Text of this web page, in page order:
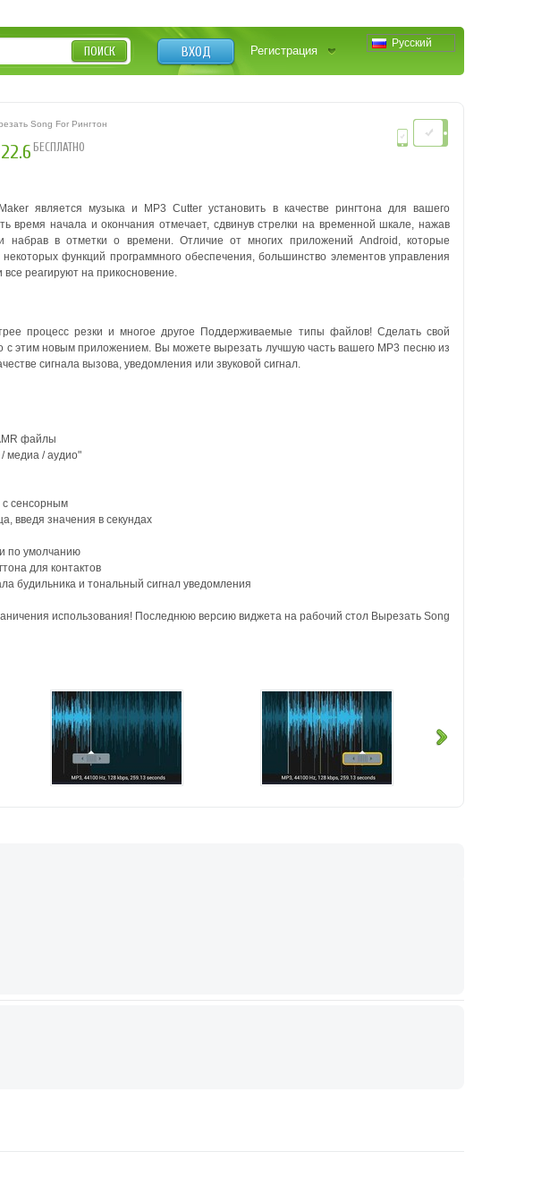
Русский
ВХОД Регистрация
ПОИСК
Song For Рингтон
БЕСПЛАТНО
является музыка и MP3 Cutter установить в качестве рингтона для вашего
время начала и окончания отмечает, сдвинув стрелки на временной шкале, нажав
набрав в отметки о времени. Отличие от многих приложений Android, которые
функций программного обеспечения, большинство элементов управления
реагируют на прикосновение.
процесс резки и многое другое Поддерживаемые типы файлов! Сделать свой
с этим новым приложением. Вы можете вырезать лучшую часть вашего MP3 песню из
сигнала вызова, уведомления или звуковой сигнал.
файлы
медиа / аудио"
с сенсорным
введя значения в секундах
по умолчанию
для контактов
будильника и тональный сигнал уведомления
использования! Последнюю версию виджета на рабочий стол Вырезать Song